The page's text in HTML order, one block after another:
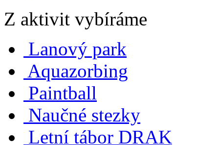
Z aktivit vybíráme
Lanový park
Aquazorbing
Paintball
Naučné stezky
Letní tábor DRAK